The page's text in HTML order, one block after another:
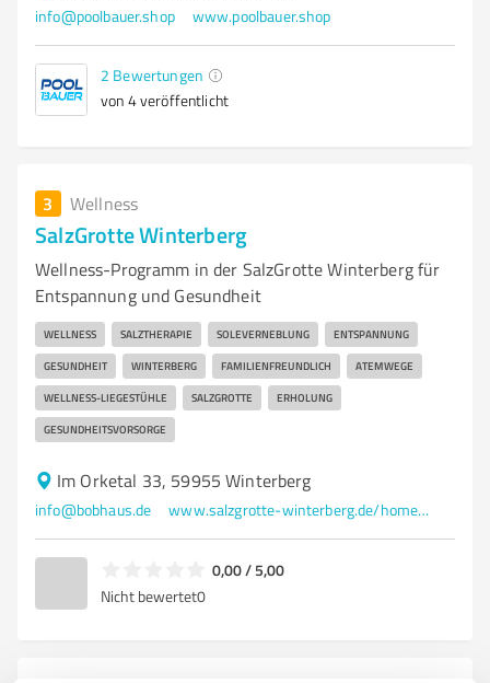
info@poolbauer.shop www.poolbauer.shop
2 Bewertungen
von 4 veröffentlicht
3 Wellness
SalzGrotte Winterberg
Wellness-Programm in der SalzGrotte Winterberg für
Entspannung und Gesundheit
WELLNESS SALZTHERAPIE SOLEVERNEBLUNG ENTSPANNUNG
GESUNDHEIT WINTERBERG FAMILIENFREUNDLICH ATEMWEGE
WELLNESS-LIEGESTÜHLE SALZGROTTE ERHOLUNG
GESUNDHEITSVORSORGE
Im Orketal 33, 59955 Winterberg
info@bobhaus.de www.salzgrotte-winterberg.de/home.html
0,00 / 5,00
Nicht bewertet0